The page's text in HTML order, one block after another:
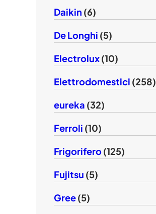
Daikin (6)
De Longhi (5)
Electrolux(10)
Elettrodomestici (258)
eureka (32)
Ferroli (10)
Frigorifero(125)
Fujitsu (5)
Gree(5)